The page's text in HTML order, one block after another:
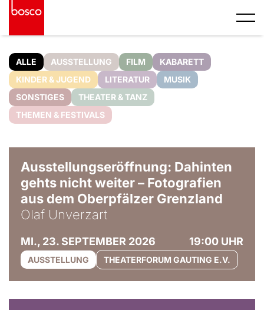
ALLE AUSSTELLUNG FILM
KABARETT
KINDER & JUGEND
LITERATUR
MUSIK
SONSTIGES
THEATER & TANZ
THEMEN & FESTIVALS
Ausstellungseröffnung: Dahinten
gehts nicht weiter – Fotografien
aus dem Oberpfälzer Grenzland
Olaf Unverzart
MI., 23. SEPTEMBER 2026 19:00 UHR
AUSSTELLUNG THEATERFORUM GAUTING E.V.